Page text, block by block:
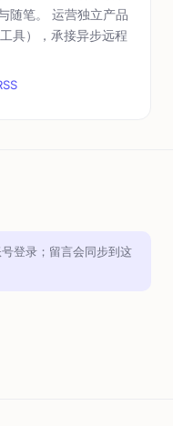
随笔。 运营独立产品
具），承接异步远程
登录；留言会同步到这